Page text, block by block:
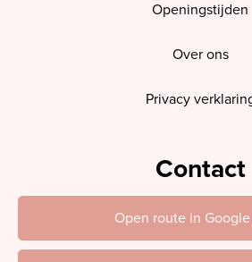
Openingstijden
Over ons
Privacy
Contact
Open route in